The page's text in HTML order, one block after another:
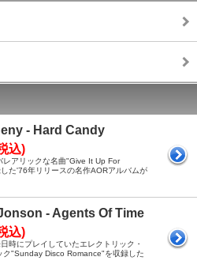
- Hard Candy
込)
レアリックな名曲"Give It Up For
た'76年リリースの名作AORアルバムが
- Agents Of Time
込)
時にプレイしていたエレクトリック・
ク"Sunday Disco Romance"を収録した